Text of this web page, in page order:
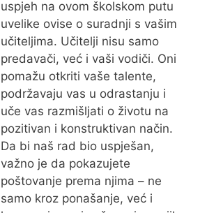
uspjeh na ovom školskom putu
uvelike ovise o suradnji s vašim
učiteljima. Učitelji nisu samo
predavači, već i vaši vodiči. Oni
pomažu otkriti vaše talente,
podržavaju vas u odrastanju i
uče vas razmišljati o životu na
pozitivan i konstruktivan način.
Da bi naš rad bio uspješan,
važno je da pokazujete
poštovanje prema njima – ne
samo kroz ponašanje, već i